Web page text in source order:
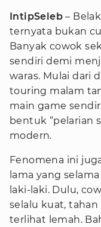
IntipSeleb –
ternyata bukan
Banyak cowok
sendiri demi
waras. Mulai dari
touring malam
main game
bentuk “pelarian
modern.
Fenomena ini
lama yang
laki-laki. Dulu,
selalu kuat,
terlihat lemah.